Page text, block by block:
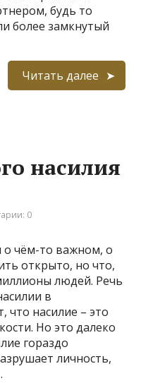
будь то
более замкнутый
Читать далее
насилия
0
о чём-то важном, о
открыто, но что,
людей. Речь
в
насилие – это
Но это далеко
гораздо
личность,